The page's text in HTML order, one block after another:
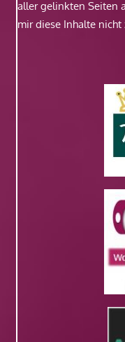
aller gelinkten Seiten
mir diese Inhalte nicht